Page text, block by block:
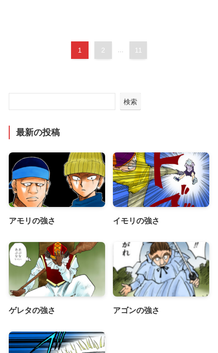
1 2 11
検索
最新の投稿
アモリの強さ イモリの強さ
ゲレタの強さ アゴンの強さ